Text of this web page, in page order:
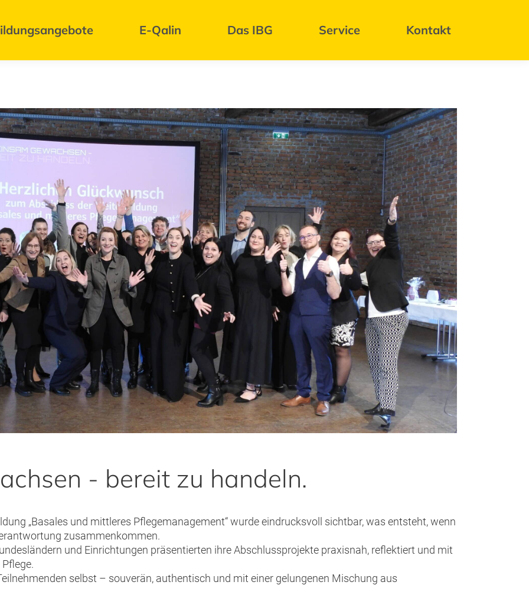
E-Qalin Das IBG Service Kontakt
- bereit zu handeln.
„Basales und mittleres Pflegemanagement“ wurde eindrucksvoll sichtbar, was entsteht, wenn
zusammenkommen.
und Einrichtungen präsentierten ihre Abschlussprojekte praxisnah, reflektiert und mit
selbst – souverän, authentisch und mit einer gelungenen Mischung aus